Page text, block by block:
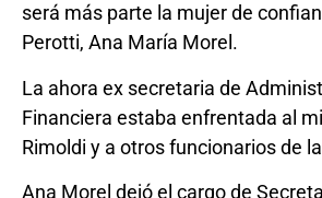
será más parte la mujer de
Perotti, Ana María Morel.
La ahora ex secretaria de
Financiera estaba enfrentada al
Rimoldi y a otros funcionarios de
Ana Morel dejó el cargo de